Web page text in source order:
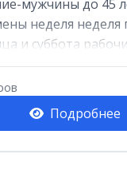
мужчины до 45
неделя неделя
и суббота
Подробнее